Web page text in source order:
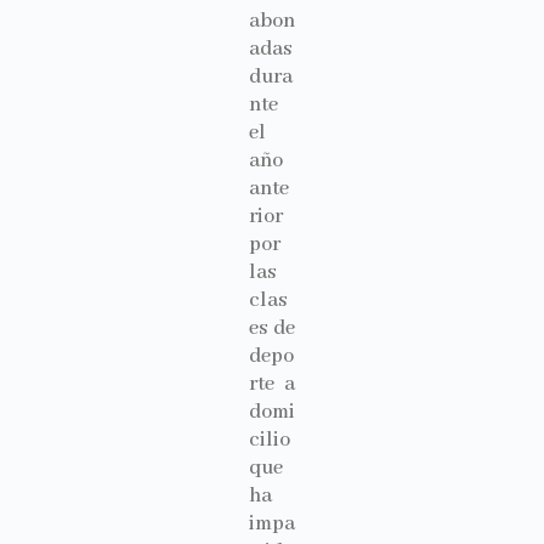
abon
adas
dura
nte
el
año
ante
rior
por
las
clas
es de
depo
rte a
domi
cilio
que
ha
impa